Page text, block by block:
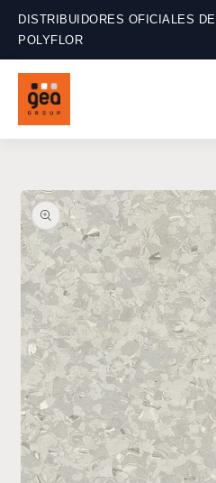
directamente
al contenido
DISTRIBUIDORES OFICIALES DE
POLYFLOR
información
del producto